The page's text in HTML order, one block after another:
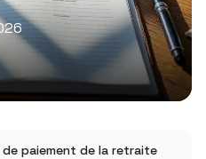
de paiement de la retraite